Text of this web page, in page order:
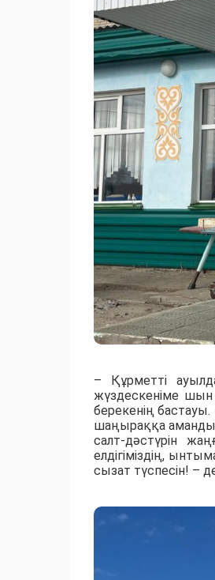
– Құрметті
жүздескеніме
берекенің
шаңыраққа
салт-дәстүрін
елдігіміздің,
сызат түспесін! –